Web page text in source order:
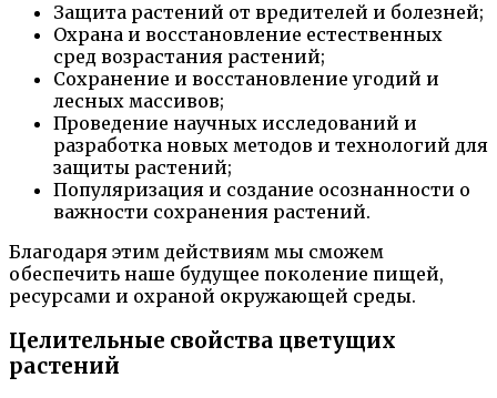
Защита растений от вредителей и болезней;
Охрана и восстановление естественных
сред возрастания растений;
Сохранение и восстановление угодий и
лесных массивов;
Проведение научных исследований и
разработка новых методов и технологий для
защиты растений;
Популяризация и создание осознанности о
важности сохранения растений.
Благодаря этим действиям мы сможем
обеспечить наше будущее поколение пищей,
ресурсами и охраной окружающей среды.
Целительные свойства цветущих
растений